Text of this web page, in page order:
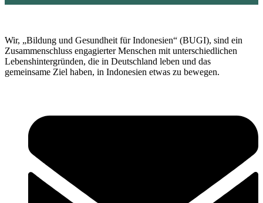
Wir, „Bildung und Gesundheit für Indonesien“ (BUGI), sind ein
Zusammenschluss engagierter Menschen mit unterschiedlichen
Lebenshintergründen, die in Deutschland leben und das
gemeinsame Ziel haben, in Indonesien etwas zu bewegen.